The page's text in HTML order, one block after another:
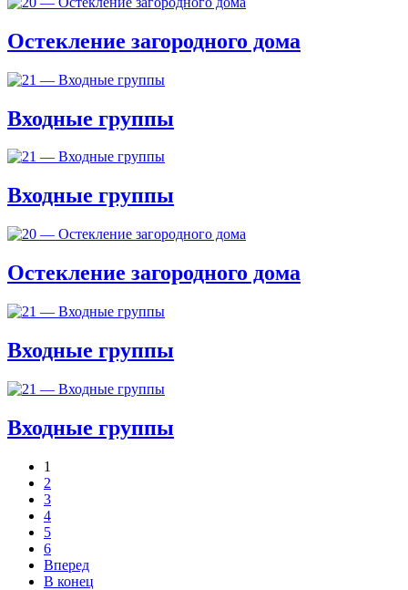
Остекление загородного дома
Входные группы
Входные группы
Остекление загородного дома
Входные группы
Входные группы
1
2
3
4
5
6
Вперед
В конец